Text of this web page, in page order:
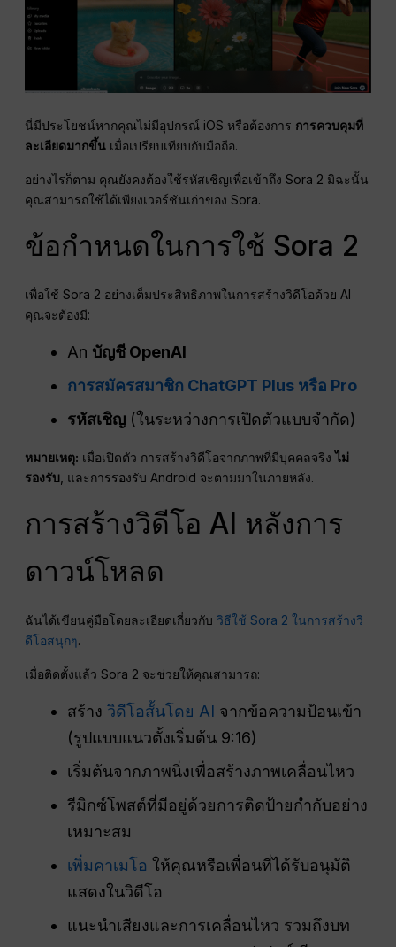
นี่มีประโยชน์หากคุณไม่มีอุปกรณ์ iOS หรือต้องการ การควบคุมที่
ละเอียดมากขึ้น เมื่อเปรียบเทียบกับมือถือ.
อย่างไรก็ตาม คุณยังคงต้องใช้รหัสเชิญเพื่อเข้าถึง Sora 2 มิฉะนั้น
คุณสามารถใช้ได้เพียงเวอร์ชันเก่าของ Sora.
ข้อกำหนดในการใช้ Sora 2
เพื่อใช้ Sora 2 อย่างเต็มประสิทธิภาพในการสร้างวิดีโอด้วย AI
คุณจะต้องมี:
An บัญชี OpenAI
การสมัครสมาชิก ChatGPT Plus หรือ Pro
รหัสเชิญ (ในระหว่างการเปิดตัวแบบจำกัด)
หมายเหตุ: เมื่อเปิดตัว การสร้างวิดีโอจากภาพที่มีบุคคลจริงไม่
รองรับ , และการรองรับ Android จะตามมาในภายหลัง.
การสร้างวิดีโอ AI หลังการ
ดาวน์โหลด
ฉันได้เขียนคู่มือโดยละเอียดเกี่ยวกับ วิธีใช้ Sora 2 ในการสร้างวิ
ดีโอสนุกๆ.
เมื่อติดตั้งแล้ว Sora 2 จะช่วยให้คุณสามารถ:
สร้างวิดีโอสั้นโดย AI จากข้อความป้อนเข้า
(รูปแบบแนวตั้งเริ่มต้น 9:16)
เริ่มต้นจากภาพนิ่งเพื่อสร้างภาพเคลื่อนไหว
รีมิกซ์โพสต์ที่มีอยู่ด้วยการติดป้ายกำกับอย่าง
เหมาะสม
เพิ่มคาเมโอ ให้คุณหรือเพื่อนที่ได้รับอนุมัติ
แสดงในวิดีโอ
แนะนำเสียงและการเคลื่อนไหว รวมถึงบท